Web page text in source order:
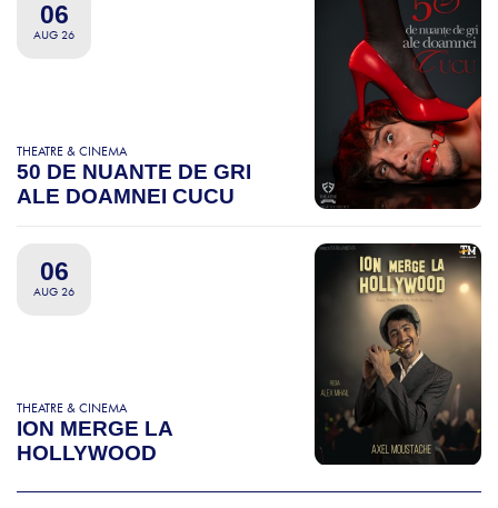
06
AUG 26
THEATRE & CINEMA
50 DE NUANTE DE GRI
ALE DOAMNEI CUCU
06
AUG 26
THEATRE & CINEMA
ION MERGE LA
HOLLYWOOD